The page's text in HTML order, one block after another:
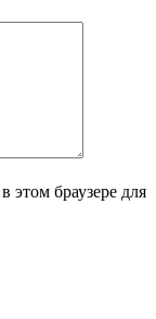
этом браузере для